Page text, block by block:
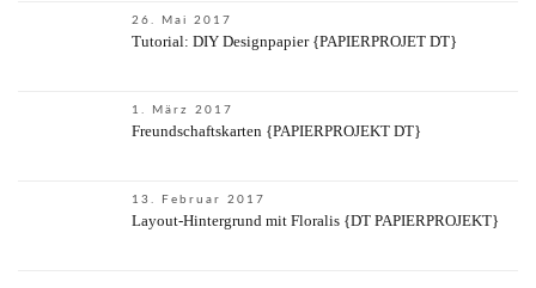
26. Mai 2017
Tutorial: DIY Designpapier {PAPIERPROJET DT}
1. März 2017
Freundschaftskarten {PAPIERPROJEKT DT}
13. Februar 2017
Layout-Hintergrund mit Floralis {DT PAPIERPROJEKT}